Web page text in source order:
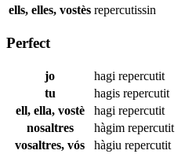
ells, elles, vostès repercutissin
Perfect
jo hagi repercutit
tu
hagis repercutit
ell, ella, vostè
hagi repercutit
nosaltres
hàgim repercutit
vosaltres, vós
hàgiu repercutit